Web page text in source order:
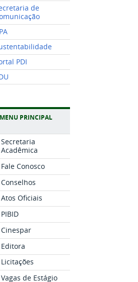
de
PDI
MENU PRINCIPAL
Secretaria
Acadêmica
Fale Conosco
Conselhos
Atos Oficiais
PIBID
Cinespar
Editora
Licitações
Vagas de Estágio